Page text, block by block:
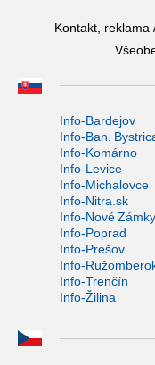
Kontakt, reklama
Info-Bardejov
Info-Ban.
Info-Komárno
Info-Levice
Info-Michalovce
Info-Nitra.sk
Info-Nové Zámky
Info-Poprad
Info-Prešov
Info-
Info-Trenčín
Info-Žilina